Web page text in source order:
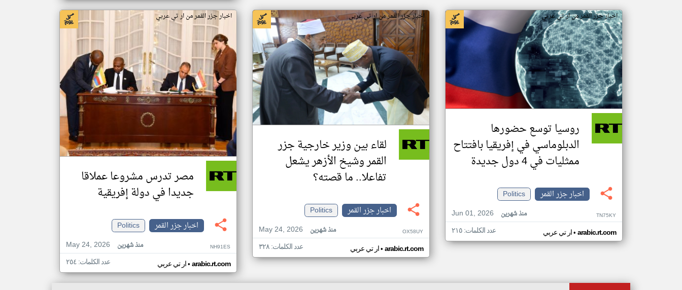
اخبار جزر القمر من ار تي عربي
روسيا توسع حضورها
الدبلوماسي في إفريقيا بافتتاح
ممثليات في 4 دول جديدة
اخبار جزر القمر
Politics
Jun 01, 2026
منذ شهرين TN75KY
ار تي عربي• arabic.rt.com عدد الكلمات: ٢١٥
اخبار جزر القمر من ار تي عربي
لقاء بين وزير خارجية جزر
القمر وشيخ الأزهر يشعل
تفاعلا.. ما قصته؟
اخبار جزر القمر
Politics
May 24, 2026
منذ شهرين OX58UY
ار تي عربي• arabic.rt.com عدد الكلمات: ٣٢٨
اخبار جزر القمر من ار تي عربي
مصر تدرس مشروعا عملاقا
جديدا في دولة إفريقية
اخبار جزر القمر
Politics
May 24, 2026
منذ شهرين NH91ES
ار تي عربي• arabic.rt.com عدد الكلمات: ٢٥٤